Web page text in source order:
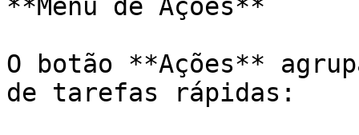
**Menu de Ações**
O botão **Ações**
de tarefas rápidas: